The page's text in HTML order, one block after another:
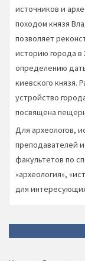
источников и
походом князя
позволяет
историю города в
определению
киевского князя.
устройство
посвящена
Для археологов,
преподавателей
факультетов по
«археология»,
для